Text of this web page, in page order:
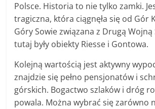
Polsce. Historia to nie tylko zamki.
tragiczna, która ciągnęła się od Gór
Góry Sowie związana z Drugą Wojną
tutaj były obiekty Riesse i Gontowa.
Kolejną wartością jest aktywny
znajdzie się pełno pensjonatów i
górskich. Bogactwo szlaków i dróg
powala. Można wybrać się zarówno